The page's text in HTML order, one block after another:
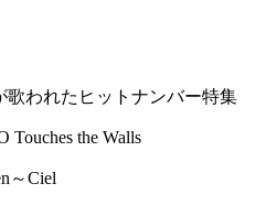
われたヒットナンバー特集
the Walls
～Ciel